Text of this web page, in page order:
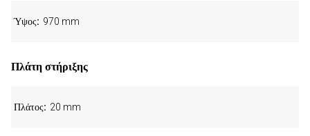
Ύψος 970 mm
Πλάτη στήριξης
Πλάτος 20 mm